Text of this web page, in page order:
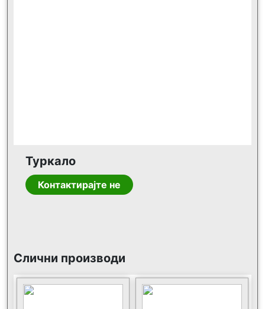
Туркало
Контактирајте не
Слични производи